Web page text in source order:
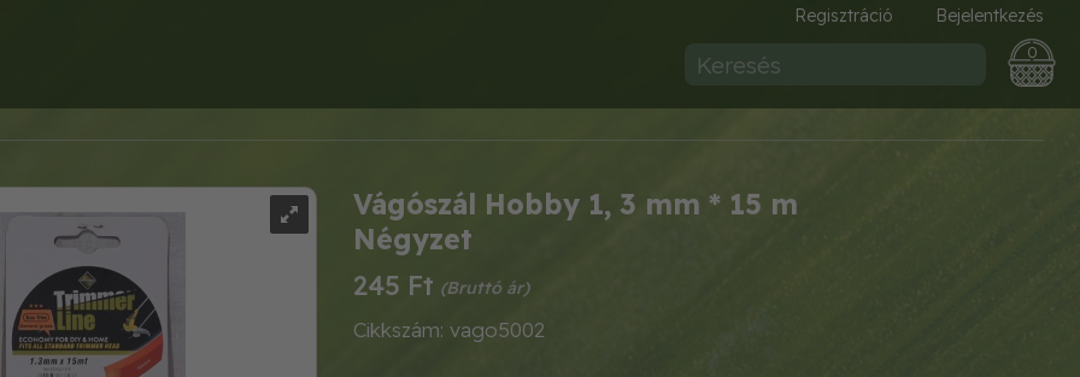
Regisztráció Bejelentkezés
0
Vágószál Hobby 1, 3 mm * 15 m
Négyzet
245 Ft
Cikkszám: vago5002